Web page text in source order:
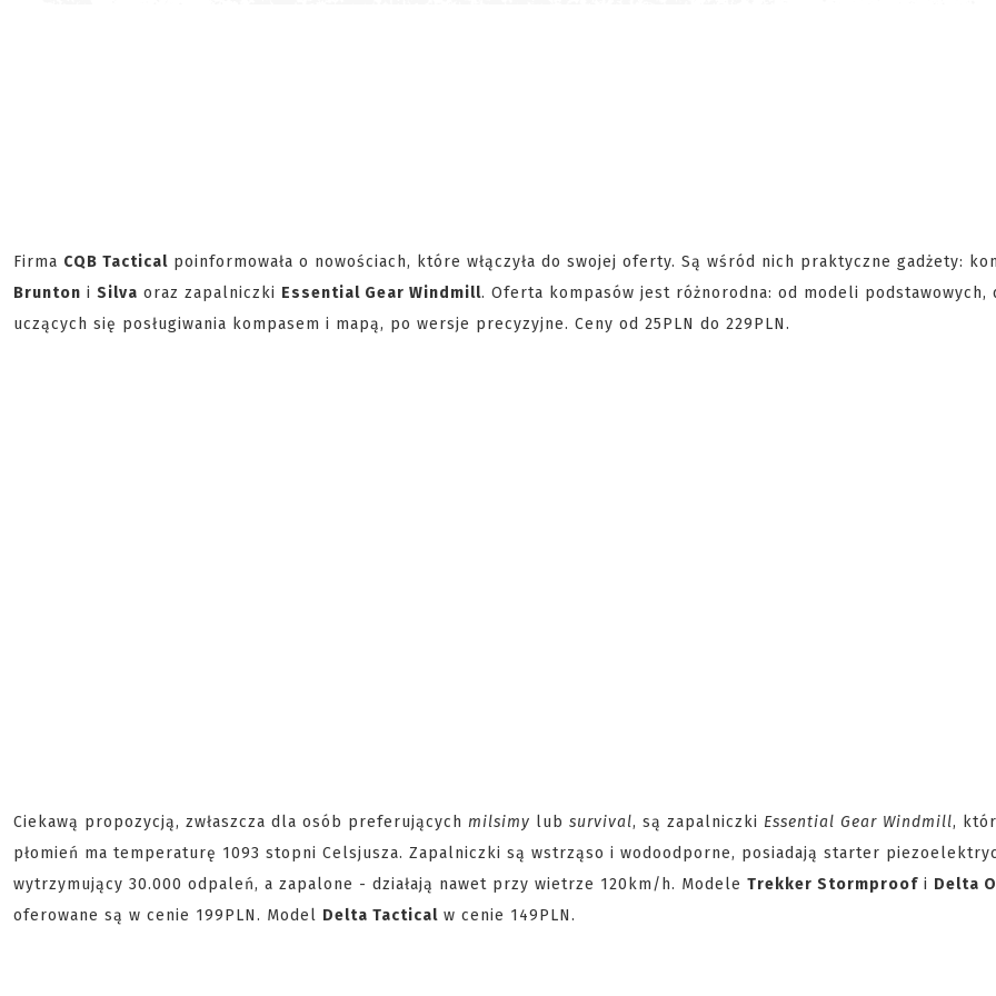
Firma CQB Tactical poinformowała o nowościach, które włączyła do swojej oferty. Są wśród nich praktyczne gadżety:
Brunton i Silva oraz zapalniczki Essential Gear Windmill. Oferta kompasów jest różnorodna: od modeli podstawowych,
uczących się posługiwania kompasem i mapą, po wersje precyzyjne. Ceny od 25PLN do 229PLN.
Ciekawą propozycją, zwłaszcza dla osób preferujących milsimy lub survival, są zapalniczki Essential Gear Windmill,
płomień ma temperaturę 1093 stopni Celsjusza. Zapalniczki są wstrząso i wodoodporne, posiadają starter
wytrzymujący 30.000 odpaleń, a zapalone - działają nawet przy wietrze 120km/h. Modele Trekker Stormproof i Delta
oferowane są w cenie 199PLN. Model Delta Tactical w cenie 149PLN.